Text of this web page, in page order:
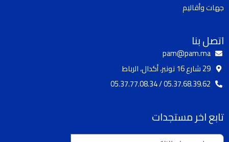
جهات وأقاليم
اتصل بنا
pam@pam.ma
29 شارع 16 نونبر، أكدال، الرباط
05.37.68.39.62 / 05.37.77.08.34
تابع اخر مستجدات